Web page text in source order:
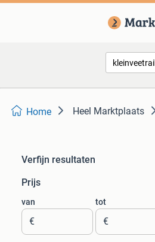
Home Heel Marktplaats
Verfijn resultaten
Prijs
van
€
tot
€